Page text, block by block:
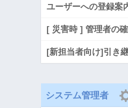
ユーザーへの登録案
[ 災害時 ] 管理者の
[新担当者向け]引き
システム管理者